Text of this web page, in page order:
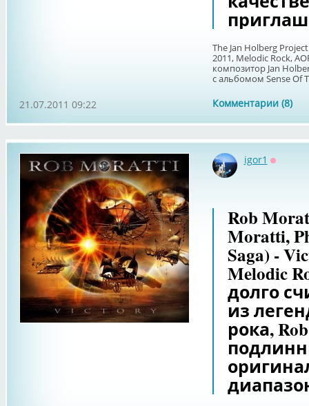
The Jan Holberg
2011, Melodic Rock,
композитор Jan
с альбомом Sense Of
Комментарии (8)
21.07.2011 09:22
igor1
Rob
Moratti,
Saga) -
Melodic
долго
из
рока,